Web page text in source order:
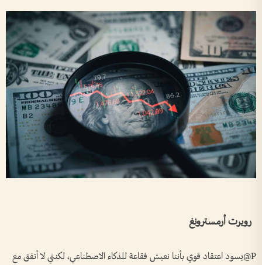
روبرت أرمسترونغ
P@يسود اعتقاد قوي بأننا نعيش فقاعة للذكاء الاصطناعي، لكنني لا أتفق مع